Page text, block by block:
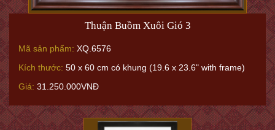
Thuận Buồm Xuôi Gió 3
Mã sản phẩm: XQ.6576
Kích thước: 50 x 60 cm có khung (19.6 x 23.6" with frame)
Giá: 31.250.000VNĐ